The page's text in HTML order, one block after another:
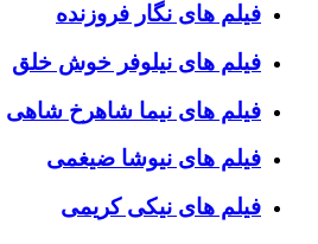
فیلم های نگار فروزنده
فیلم های نیلوفر خوش خلق
فیلم های نیما شاهرخ شاهی
فیلم های نیوشا ضیغمی
فیلم های نیکی کریمی